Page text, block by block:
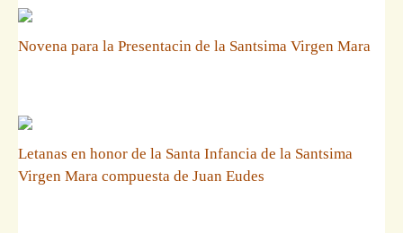
Novena para la Presentacin de la Santsima Virgen Mara
Letanas en honor de la Santa Infancia de la Santsima
Virgen Mara compuesta de Juan Eudes